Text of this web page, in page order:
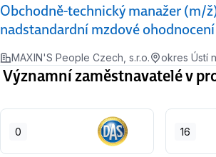
Obchodně-technický manažer (m/
nadstandardní mzdové ohodnocení
MAXIN'S People Czech, s.r.o. okres Ústí
Významní zaměstnavatelé v
0 16